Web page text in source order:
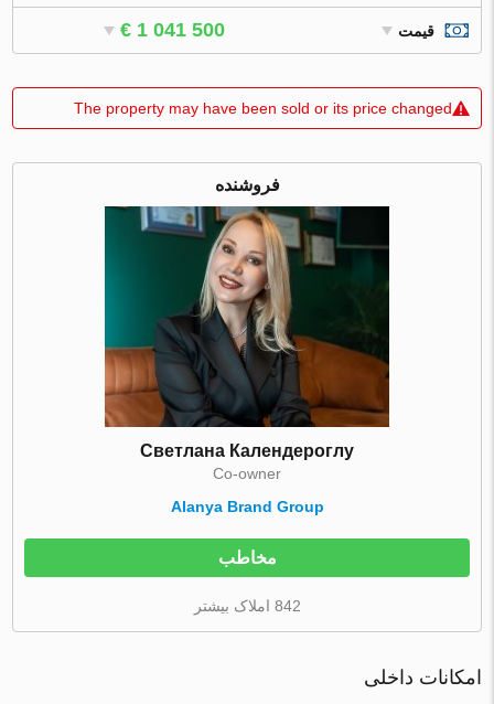
قیمت € 1 041 500
The property may have been sold or its price changed
فروشنده
Светлана Календероглу
Co-owner
Alanya Brand Group
مخاطب
842 املاک بیشتر
امکانات داخلی